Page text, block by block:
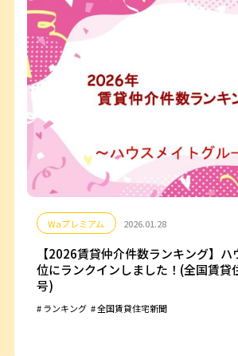
Waプレミアム 2026.01.28
【2026賃貸仲介件数ランキング】
位にランクインしました！(全国賃貸
号)
ランキング 全国賃貸住宅新聞